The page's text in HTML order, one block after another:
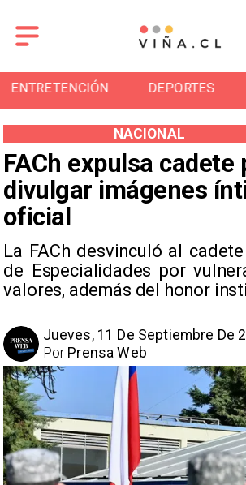
ENTRETENCIÓN DEPORTES
FACh expulsa cadete
divulgar imágenes
oficial
La FACh desvinculó al
de Especialidades por
valores, además del honor
NACIONAL
Jueves, 11 De Septiembre De
Prensa Web
Por